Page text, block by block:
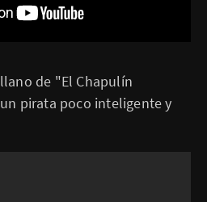
de "El Chapulín
pirata poco inteligente y